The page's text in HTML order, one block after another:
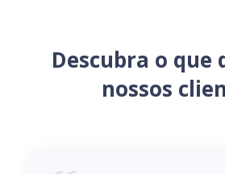
Descubra o que
nossos